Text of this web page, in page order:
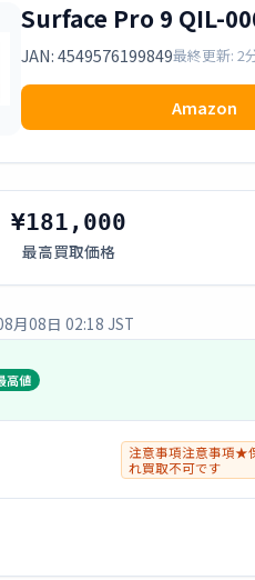
Surface Pro 9 QIL-
JAN: 4549576199849最終更新: 2
Amazon
¥181,000
最高買取価格
月08日 02:18 JST
高値
注意事項注意事項★
れ買取不可です